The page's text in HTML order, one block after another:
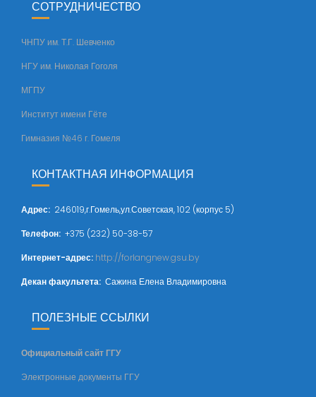
СОТРУДНИЧЕСТВО
ЧНПУ им. Т.Г. Шевченко
НГУ им. Николая Гоголя
МГПУ
Институт имени Гёте
Гимназия №46 г. Гомеля
КОНТАКТНАЯ ИНФОРМАЦИЯ
Адрес: 246019,г.Гомель,ул.Советская, 102 (корпус 5)
Телефон: +375 (232) 50-38-57
Интернет-адрес: http://forlangnew.gsu.by
Декан факультета: Сажина Елена Владимировна
ПОЛЕЗНЫЕ ССЫЛКИ
Официальный сайт ГГУ
Электронные документы ГГУ